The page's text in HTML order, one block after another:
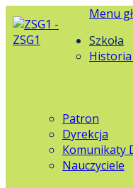
Menu
Szkoła
Historia
Patron
Dyrekcja
Komunikaty
Nauczyciele